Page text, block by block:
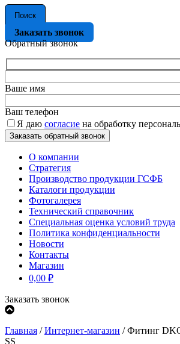
Поиск
Заказать звонок
Обратный звонок
Ваше имя
Ваш телефон
Я даю согласие на обработку
О компании
Стратегия
Производство продукции ГСФБ
Каталоги продукции
Фотогалерея
Технический справочник
Специальная оценка условий труда
Политика конфиденциальности
Новости
Контакты
Магазин
0,00 ₽
Заказать звонок
Главная /Интернет-магазин /Фитинг
SS